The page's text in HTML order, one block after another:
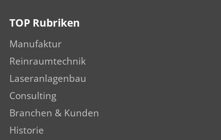
TOP Rubriken
Manufaktur
Reinraumtechnik
Laseranlagenbau
Consulting
Branchen & Kunden
Historie